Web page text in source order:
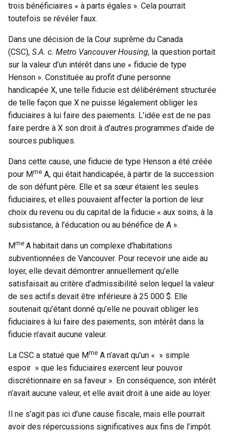
trois bénéficiaires « à parts égales ». Cela pourrait
toutefois se révéler faux.
Dans une décision de la Cour suprême du Canada
(CSC), S.A. c. Metro Vancouver Housing, la question portait
sur la valeur d’un intérêt dans une « fiducie de type
Henson ». Constituée au profit d’une personne
handicapée X, une telle fiducie est délibérément structurée
de telle façon que X ne puisse légalement obliger les
fiduciaires à lui faire des paiements. L’idée est de ne pas
faire perdre à X son droit à d’autres programmes d’aide de
sources publiques.
Dans cette cause, une fiducie de type Henson a été créée
pour Mme A, qui était handicapée, à partir de la succession
de son défunt père. Elle et sa sœur étaient les seules
fiduciaires, et elles pouvaient affecter la portion de leur
choix du revenu ou du capital de la fiducie « aux soins, à la
subsistance, à l’éducation ou au bénéfice de A ».
Mme A habitait dans un complexe d’habitations
subventionnées de Vancouver. Pour recevoir une aide au
loyer, elle devait démontrer annuellement qu’elle
satisfaisait au critère d’admissibilité selon lequel la valeur
de ses actifs devait être inférieure à 25 000 $. Elle
soutenait qu’étant donné qu’elle ne pouvait obliger les
fiduciaires à lui faire des paiements, son intérêt dans la
fiducie n’avait aucune valeur.
La CSC a statué que Mme A n’avait qu’un « » simple
espoir » que les fiduciaires exercent leur pouvoir
discrétionnaire en sa faveur ». En conséquence, son intérêt
n’avait aucune valeur, et elle avait droit à une aide au loyer.
Il ne s’agit pas ici d’une cause fiscale, mais elle pourrait
avoir des répercussions significatives aux fins de l’impôt.